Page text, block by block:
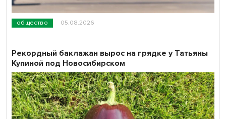
общество 05.08.2026
Рекордный баклажан вырос на грядке у Татьяны
Купиной под Новосибирском